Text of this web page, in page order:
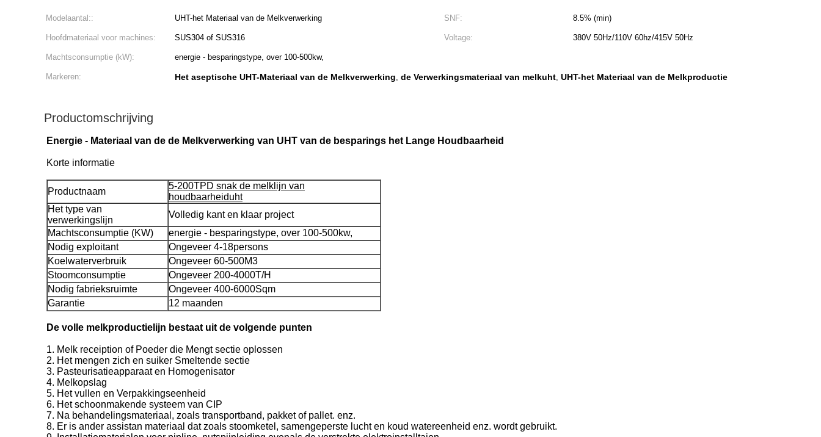
Modelaantal:: UHT-het Materiaal van de Melkverwerking SNF: 8.5% (min)
Hoofdmateriaal voor machines: SUS304 of SUS316 Voltage: 380V 50Hz/110V 60hz/415V 50Hz
Machtsconsumptie (kW): energie - besparingstype, over 100-500kw,
Markeren: Het aseptische UHT-Materiaal van de Melkverwerking, de Verwerkingsmateriaal van melkuht, UHT-het Materiaal van de Melkproductie
Productomschrijving
Energie - Materiaal van de de Melkverwerking van UHT van de besparings het Lange Houdbaarheid
Korte informatie
Productnaam
5-200TPD snak de melklijn van
houdbaarheiduht
Het type van
verwerkingslijn
Volledig kant en klaar project
Machtsconsumptie (KW)
energie - besparingstype, over 100-500kw,
Nodig exploitant
Ongeveer 4-18persons
Koelwaterverbruik
Ongeveer 60-500M3
Stoomconsumptie
Ongeveer 200-4000T/H
Nodig fabrieksruimte
Ongeveer 400-6000Sqm
Garantie
12 maanden
De volle melkproductielijn bestaat uit de volgende punten
1. Melk receiption of Poeder die Mengt sectie oplossen
2. Het mengen zich en suiker Smeltende sectie
3. Pasteurisatieapparaat en Homogenisator
4. Melkopslag
5. Het vullen en Verpakkingseenheid
6. Het schoonmakende systeem van CIP
7. Na behandelingsmateriaal, zoals transportband, pakket of pallet. enz.
8. Er is ander assistan materiaal dat zoals stoomketel, samengeperste lucht en koud watereenheid enz. wordt gebruikt.